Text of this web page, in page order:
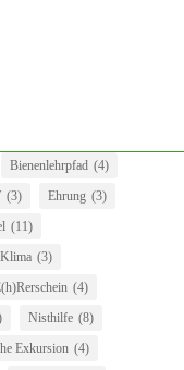
Bienenlehrpfad (4)
(3) Ehrung (3)
(11)
Klima (3)
(4)
Nisthilfe (8)
Exkursion (4)